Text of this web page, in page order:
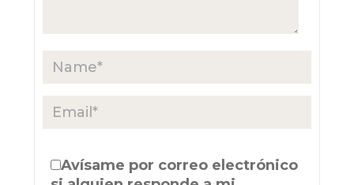
Avísame por correo electrónico